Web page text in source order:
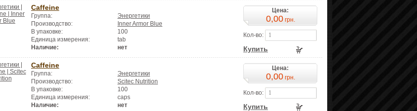
Caffeine
Группа:
Энергетики
Производство:
Inner Armor Blue
В упаковке:
100
Единица измерения:
tab
Наличие:
нет
Цена:
0,00грн.
Кол-во:
Купить
Caffeine
Группа:
Энергетики
Производство:
Scitec Nutrition
В упаковке:
100
Единица измерения:
caps
Наличие:
нет
Цена:
0,00грн.
Кол-во:
Купить